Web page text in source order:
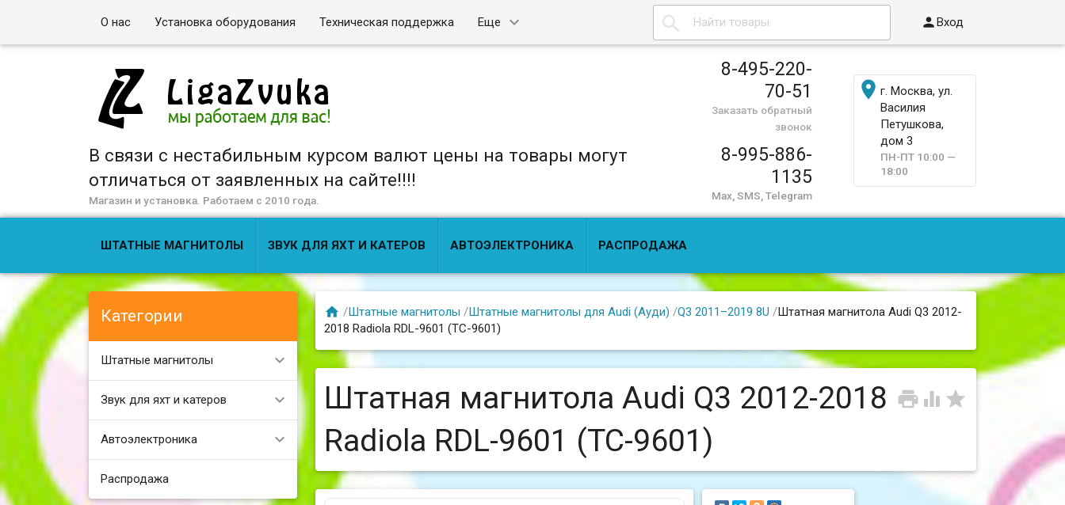
О нас Установка оборудования Техническая поддержка Еще  Вход
В связи с нестабильным курсом валют цены на товары могут
отличаться от заявленных на сайте!!!!
Магазин и установка. Работаем с 2010 года.
8-495-220-
70-51
Заказать обратный
звонок
8-995-886-
1135
Max, SMS, Telegram
г. Москва, ул.
Василия
Петушкова,
дом 3
ПН-ПТ 10:00 —
18:00
ШТАТНЫЕ МАГНИТОЛЫ ЗВУК ДЛЯ ЯХТ И КАТЕРОВ АВТОЭЛЕКТРОНИКА РАСПРОДАЖА
Категории
Штатные магнитолы
Звук для яхт и катеров
Автоэлектроника
Распродажа
 /Штатные магнитолы /Штатные магнитолы для Audi (Ауди) /Q3 2011–2019 8U /Штатная магнитола Audi Q3 2012-
2018 Radiola RDL-9601 (TC-9601)
  
Штатная магнитола Audi Q3 2012-2018
Radiola RDL-9601 (TC-9601)